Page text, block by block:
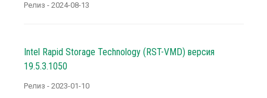
Релиз - 2024-08-13
Intel Rapid Storage Technology (RST-VMD) версия
19.5.3.1050
Релиз - 2023-01-10